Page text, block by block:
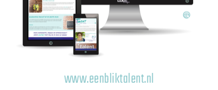
www.eenbliktalent.nl